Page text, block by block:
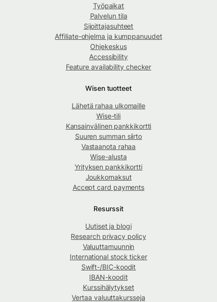
Työpaikat
Palvelun tila
Sijoittajasuhteet
Affiliate-ohjelma ja kumppanuudet
Ohjekeskus
Accessibility
Feature availability checker
Wisen tuotteet
Lähetä rahaa ulkomaille
Wise-tili
Kansainvälinen pankkikortti
Suuren summan siirto
Vastaanota rahaa
Wise-alusta
Yrityksen pankkikortti
Joukkomaksut
Accept card payments
Resurssit
Uutiset ja blogi
Research privacy policy
Valuuttamuunnin
International stock ticker
Swift-/BIC-koodit
IBAN-koodit
Kurssihälytykset
Vertaa valuuttakursseja